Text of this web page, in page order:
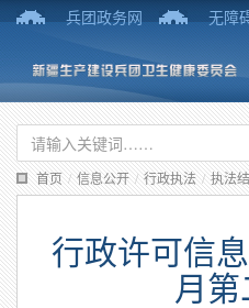
兵团政务网 无障
首页 / 信息公开 / 行政执法 / 执法
行政许可信
月